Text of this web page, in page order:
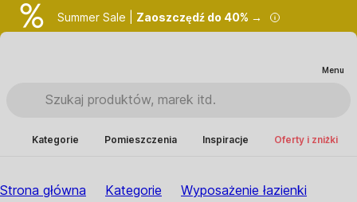
Summer Sale | Zaoszczędź do 40% →
Menu
Kategorie Pomieszczenia Inspiracje Oferty i zniżki
Strona główna Kategorie Wyposażenie łazienki